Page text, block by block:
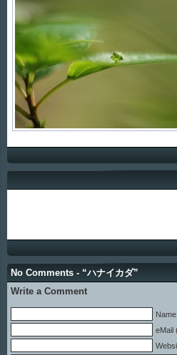
No Comments - “ハナイカダ”
Write a Comment
eMail